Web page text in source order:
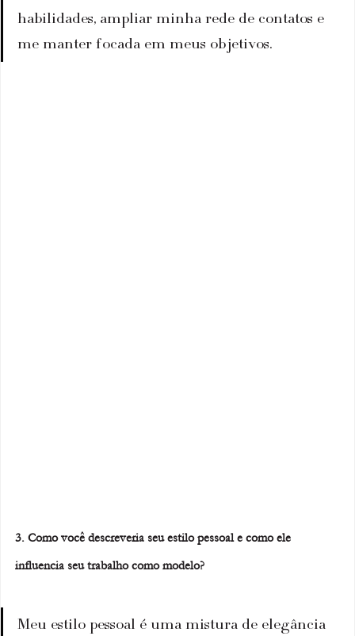
habilidades, ampliar minha rede de contatos e
me manter focada em meus objetivos.
3. Como você descreveria seu estilo pessoal e como ele
influencia seu trabalho como modelo?
Meu estilo pessoal é uma mistura de elegância